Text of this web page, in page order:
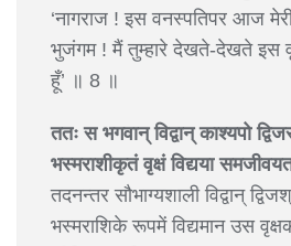
‘नागराज ! इस वनस्पतिपर आज
भुजंगम ! मैं तुम्हारे देखते-देखते इस
हूँ’ ॥ 8 ॥
ततः स भगवान् विद्वान् काश्यपो
भस्मराशीकृतं वृक्षं विद्यया
तदनन्तर सौभाग्यशाली विद्वान्
भस्मराशिके रूपमें विद्यमान उस